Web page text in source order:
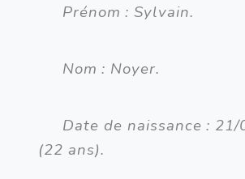
Prénom : Sylvain.
Nom : Noyer.
Date de naissance : 21/
(22 ans).